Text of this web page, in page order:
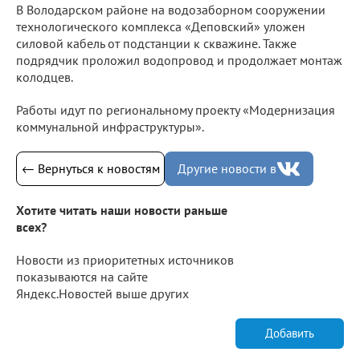
В Володарском районе на водозаборном сооружении
технологического комплекса «Деповский» уложен
силовой кабель от подстанции к скважине. Также
подрядчик проложил водопровод и продолжает монтаж
колодцев.
Работы идут по региональному проекту «Модернизация
коммунальной инфраструктуры».
← Вернуться к новостям Другие новости в
Хотите читать наши новости раньше
всех?
Новости из приоритетных источников
показываются на сайте
Яндекс.Новостей выше других
Добавить